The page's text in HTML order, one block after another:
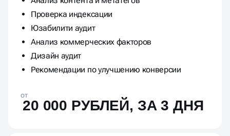
Проверка индексации
Юзабилити аудит
Анализ коммерческих факторов
Дизайн аудит
Рекомендации по улучшению конверсии
от
20 000 РУБЛЕЙ, ЗА 3 ДНЯ